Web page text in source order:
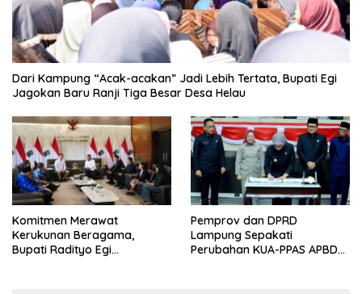
Dari Kampung “Acak-acakan” Jadi Lebih Tertata, Bupati Egi
Jagokan Baru Ranji Tiga Besar Desa Helau
Komitmen Merawat
Kerukunan Beragama,
Bupati Radityo Egi
Pemprov dan DPRD
Lampung Sepakati
Perubahan KUA-PPAS APBD